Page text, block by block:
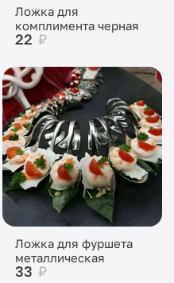
Ложка для
комплимента черная
22 ₽
Ложка для фуршета
металлическая
33 ₽